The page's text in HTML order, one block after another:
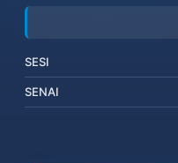
SESI
SENAI